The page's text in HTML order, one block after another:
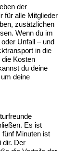
der
für alle Mitglieder
zusätzlichen
Wenn du im
Unfall – und
in die
die Kosten
du deine
deine
Es ist
fünf Minuten ist
dir. Der